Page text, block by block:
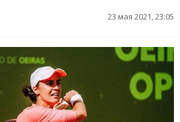
23 мая 2021, 23:05